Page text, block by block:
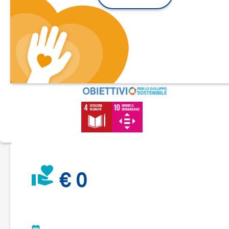
Servizio di Accompagnamento allo Studiodi Animondo
fornisce ai ragazzi e alle loro famiglie diverse azioni di
sostegno: lezioni di gruppo e individuali, metodo di studio,
incontri di preparazione agli esami di terza media e di quinta
superiore, con il supporto di uno sportello di ascolto e di
orientamento e diverse attività di socializzazione.
I costi da sostenere però sono tanti e tante sono le
problematiche che i ragazzi portano dentro i loro zaini: è alta
infatti la percentuale di ragazzi che hanno una diagnosi
disturbi dell’apprendimento o del comportamento, oppure
disabilità cognitiva, e/o situazioni familiari difficili e
a volte segnalateci direttamente dei servizi sociali.
scolastico come una battaglia continua, in cui i
gli avevano già messo una croce sopra, è invece
€ 0